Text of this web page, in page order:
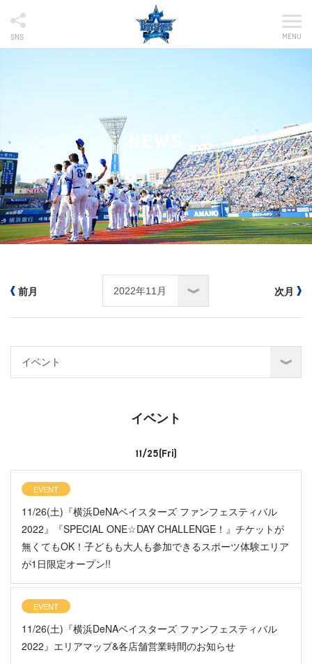
SNS MENU
NEWS
前月 次月
イベント
11/25(Fri)
EVENT
11/26(土)『横浜DeNAベイスターズ ファンフェスティバル
2022』『SPECIAL ONE☆DAY CHALLENGE！』チケットが
無くてもOK！子どもも大人も参加できるスポーツ体験エリア
が1日限定オープン!!
EVENT
11/26(土)『横浜DeNAベイスターズ ファンフェスティバル
2022』エリアマップ&各店舗営業時間のお知らせ